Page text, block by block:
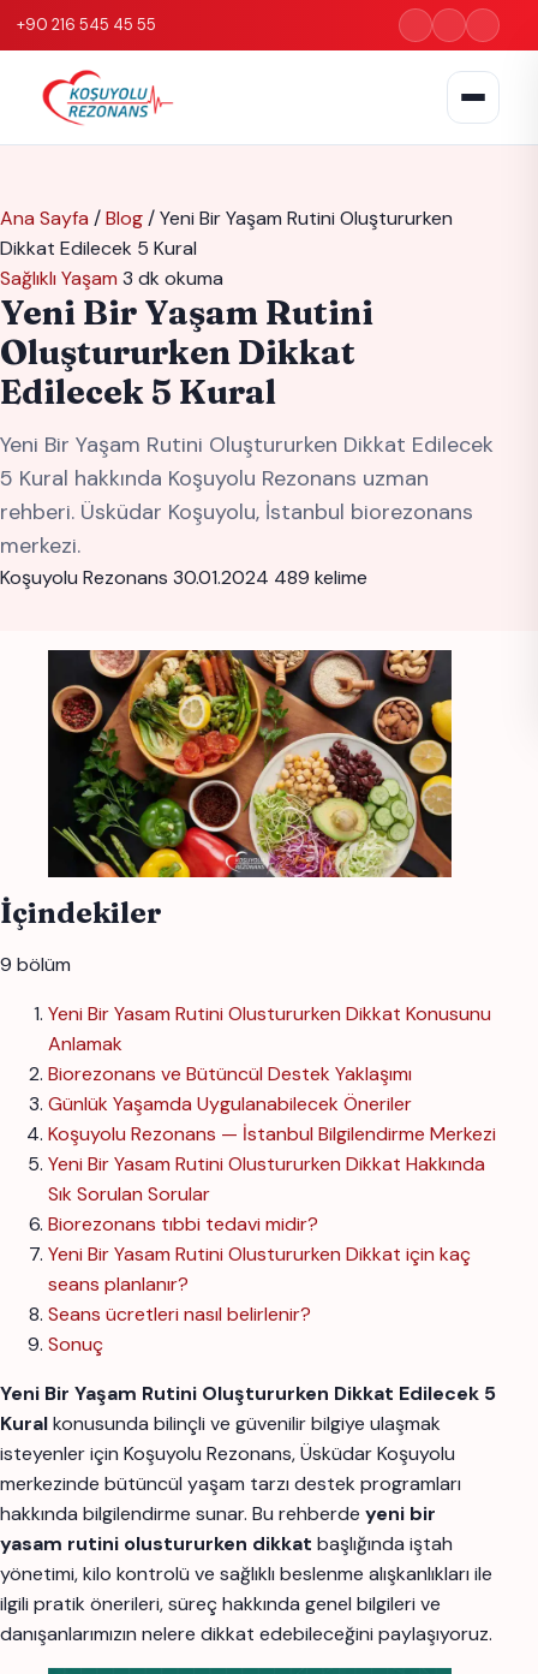
+90 216 545 45 55
Ana Sayfa /Blog/Yeni Bir Yaşam Rutini Oluştururken
Dikkat Edilecek 5 Kural
Sağlıklı Yaşam 3 dk okuma
Yeni Bir Yaşam Rutini
Oluştururken Dikkat
Edilecek 5 Kural
Yeni Bir Yaşam Rutini Oluştururken Dikkat Edilecek
5 Kural hakkında Koşuyolu Rezonans uzman
rehberi. Üsküdar Koşuyolu, İstanbul biorezonans
merkezi.
Koşuyolu Rezonans 30.01.2024 489 kelime
İçindekiler
9 bölüm
Yeni Bir Yasam Rutini Olustururken Dikkat Konusunu
Anlamak
Biorezonans ve Bütüncül Destek Yaklaşımı
Günlük Yaşamda Uygulanabilecek Öneriler
Koşuyolu Rezonans — İstanbul Bilgilendirme Merkezi
Yeni Bir Yasam Rutini Olustururken Dikkat Hakkında
Sık Sorulan Sorular
Biorezonans tıbbi tedavi midir?
Yeni Bir Yasam Rutini Olustururken Dikkat için kaç
seans planlanır?
Seans ücretleri nasıl belirlenir?
Sonuç
Yeni Bir Yaşam Rutini Oluştururken Dikkat Edilecek 5
Kuralkonusunda bilinçli ve güvenilir bilgiye ulaşmak
isteyenler için Koşuyolu Rezonans, Üsküdar Koşuyolu
merkezinde bütüncül yaşam tarzı destek programları
hakkında bilgilendirme sunar. Bu rehberde yeni bir
yasam rutini olustururken dikkat başlığında iştah
yönetimi, kilo kontrolü ve sağlıklı beslenme alışkanlıkları ile
ilgili pratik önerileri, süreç hakkında genel bilgileri ve
danışanlarımızın nelere dikkat edebileceğini paylaşıyoruz.